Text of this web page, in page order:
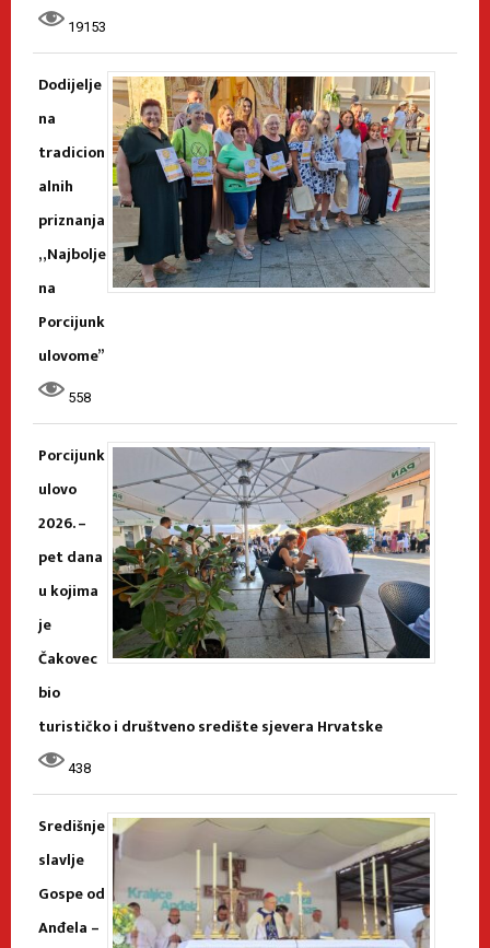
19153
Dodijelje
na
tradicion
alnih
priznanja
„Najbolje
na
Porcijunk
ulovome”
558
Porcijunk
ulovo
2026. –
pet dana
u kojima
je
Čakovec
bio
turističko i društveno središte sjevera Hrvatske
438
Središnje
slavlje
Gospe od
Anđela –